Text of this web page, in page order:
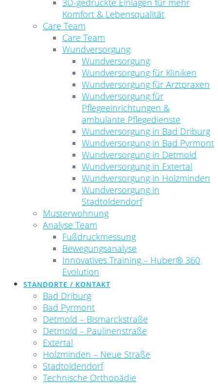
Komfort & Lebensqualität
Care Team
Care Team
Wundversorgung
Wundversorgung
Wundversorgung für Kliniken
Wundversorgung für Arztpraxen
Wundversorgung für
Pflegeeinrichtungen &
ambulante Pflegedienste
Wundversorgung in Bad Driburg
Wundversorgung in Bad Pyrmont
Wundversorgung in Detmold
Wundversorgung in Extertal
Wundversorgung in Holzminden
Wundversorgung in
Stadtoldendorf
Musterwohnung
Analyse Team
Fußdruckmessung
Bewegungsanalyse
Innovatives Training – Huber® 360
Evolution
STANDORTE / KONTAKT
Bad Driburg
Bad Pyrmont
Detmold – Bismarckstraße
Detmold – Paulinenstraße
Extertal
Holzminden – Neue Straße
Stadtoldendorf
Technische Orthopädie